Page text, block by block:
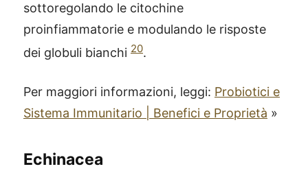
sottoregolando le citochine
proinfiammatorie e modulando le risposte
dei globuli bianchi 20.
Per maggiori informazioni, leggi: Probiotici e
Sistema Immunitario | Benefici e Proprietà »
Echinacea